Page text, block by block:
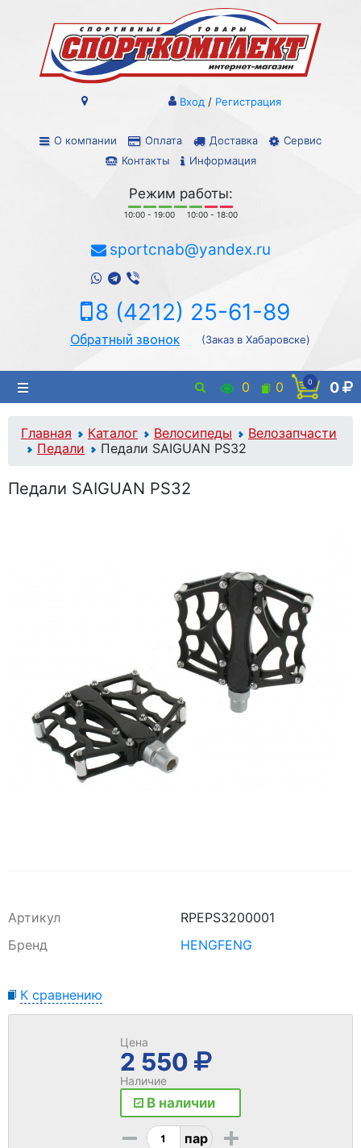
О компании Оплата Доставка
Сервис
Контакты
Информация
Вход / Регистрация
Режим работы:
10:00 - 19:00 10:00 - 18:00
sportcnab@yandex.ru
8 (4212) 25-61-89
Обратный звонок (Заказ в Хабаровске)
0 0 0 0
Главная Каталог Велосипеды
Велозапчасти
Педали
Педали SAIGUAN PS32
Педали SAIGUAN PS32
Артикул
RPEPS3200001
Бренд
HENGFENG
К сравнению
Цена
2 550
Наличие
В наличии
- пар +